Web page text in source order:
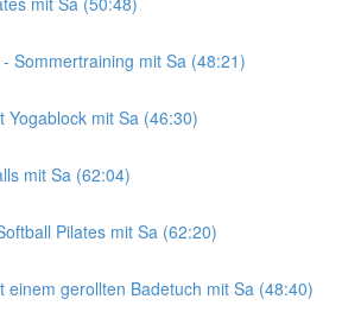
Sommertraining mit Sa (48:21)
Yogablock mit Sa (46:30)
mit Sa (62:04)
Pilates mit Sa (62:20)
einem gerollten Badetuch mit Sa (48:40)